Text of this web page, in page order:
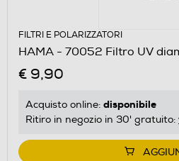
FILTRI E POLARIZZATORI
HAMA - 70052 Filtro UV
€ 9,90
Acquisto online: disponibile
Ritiro in negozio in 30' gratuito: